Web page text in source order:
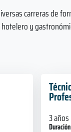
carreras de
y
3 años
Duración